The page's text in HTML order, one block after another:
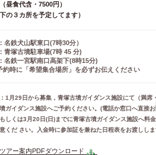
昼食代含・7500円）
の３カ所を予定してます）
名鉄犬山駅東口(7時30分）
青塚古墳駐車場(7時 45 分)
名鉄一宮駅南口高架下(8時15分)
約時に「希望集合場所」を必ずお伝えください
1月29日から募集，青塚古墳ガイダンス施設にて（満席
ガイダンス施設へご予約ください。(電話か窓口へ直接
しくは3月20日(日)までに青塚古墳ガイダンス施設へ料
くだ さい。入金時に参加証を兼ねた日程表をお渡ししま
アー案内PDFダウンロード